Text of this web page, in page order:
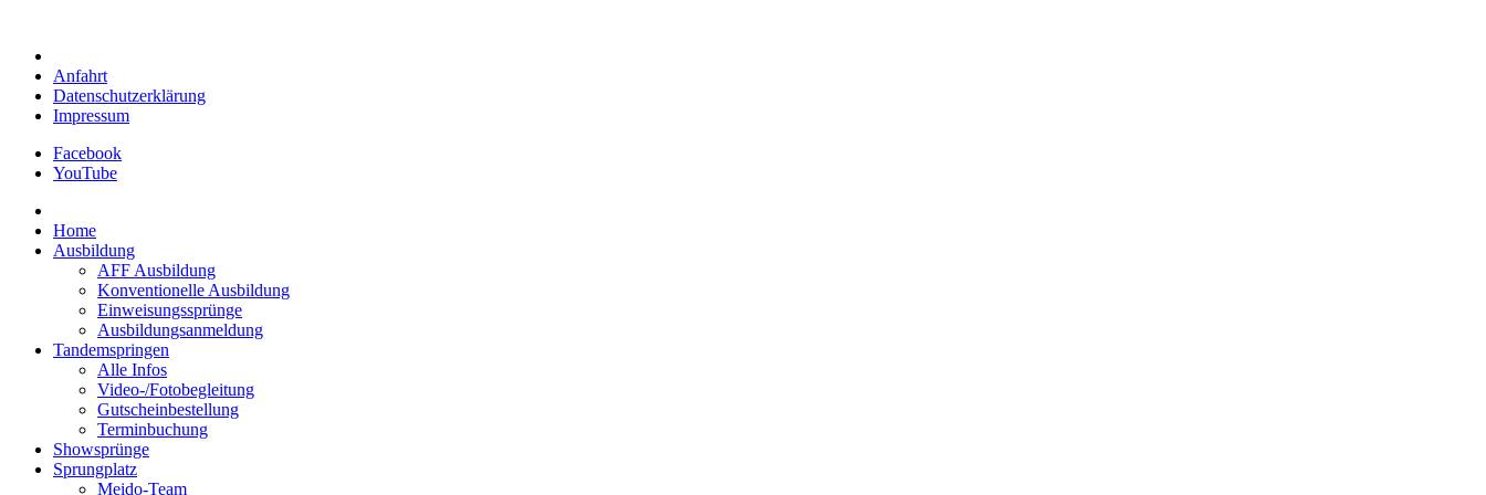
Anfahrt
Datenschutzerklärung
Impressum
Facebook
YouTube
Home
Ausbildung
AFF Ausbildung
Konventionelle Ausbildung
Einweisungssprünge
Ausbildungsanmeldung
Tandemspringen
Alle Infos
Video-/Fotobegleitung
Gutscheinbestellung
Terminbuchung
Showsprünge
Sprungplatz
Meido-Team